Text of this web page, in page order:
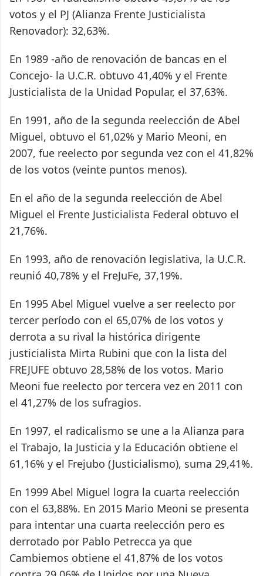
votos y el PJ (Alianza Frente Justicialista
Renovador): 32,63%.
En 1989 -año de renovación de bancas en el
Concejo- la U.C.R. obtuvo 41,40% y el Frente
Justicialista de la Unidad Popular, el 37,63%.
En 1991, año de la segunda reelección de Abel
Miguel, obtuvo el 61,02% y Mario Meoni, en
2007, fue reelecto por segunda vez con el 41,82%
de los votos (veinte puntos menos).
En el año de la segunda reelección de Abel
Miguel el Frente Justicialista Federal obtuvo el
21,76%.
En 1993, año de renovación legislativa, la U.C.R.
reunió 40,78% y el FreJuFe, 37,19%.
En 1995 Abel Miguel vuelve a ser reelecto por
tercer período con el 65,07% de los votos y
derrota a su rival la histórica dirigente
justicialista Mirta Rubini que con la lista del
FREJUFE obtuvo 28,58% de los votos. Mario
Meoni fue reelecto por tercera vez en 2011 con
el 41,27% de los sufragios.
En 1997, el radicalismo se une a la Alianza para
el Trabajo, la Justicia y la Educación obtiene el
61,16% y el Frejubo (Justicialismo), suma 29,41%.
En 1999 Abel Miguel logra la cuarta reelección
con el 63,88%. En 2015 Mario Meoni se presenta
para intentar una cuarta reelección pero es
derrotado por Pablo Petrecca ya que
Cambiemos obtiene el 41,87% de los votos